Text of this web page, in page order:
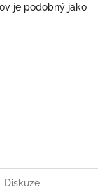
je podobný jako
Diskuze